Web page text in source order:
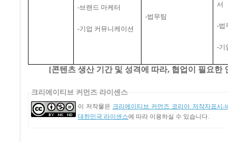
-브랜드 마케터
-기업 커뮤니케이션
-법무팀
서
-법
-기
[콘텐츠 생산 기간 및 성격에 따라, 협업이 필요한
크리에이티브 커먼즈 라이센스
이 저작물은 크리에이티브 커먼즈 코리아 저작자표시-
대한민국 라이센스에 따라 이용하실 수 있습니다.